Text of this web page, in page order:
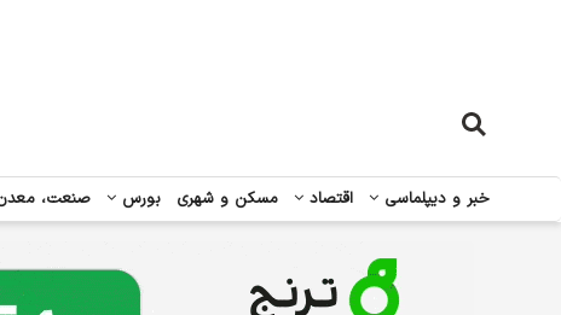
خبر و دیپلماسی اقتصاد مسکن و شهری بورس صنعت،